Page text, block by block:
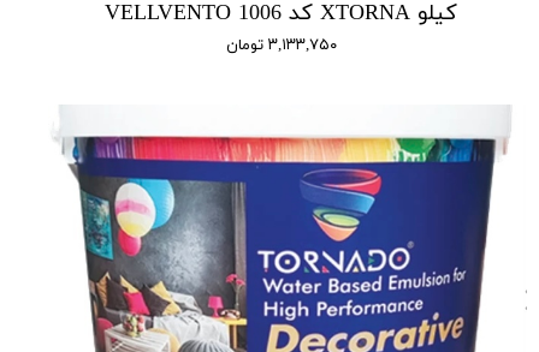
کیلو XTORNA کد 1006 VELLVENTO
۳,۱۳۳,۷۵۰ تومان